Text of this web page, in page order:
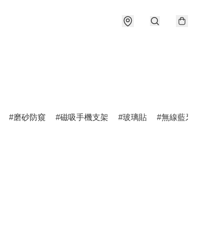
磨砂防窺 磁吸手機支架 玻璃貼 無線藍牙耳